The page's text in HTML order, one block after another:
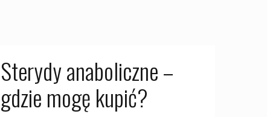
Sterydy anaboliczne –
gdzie mogę kupić?